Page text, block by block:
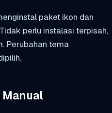
paket ikon dan
perlu instalasi terpisah,
Perubahan tema
Manual